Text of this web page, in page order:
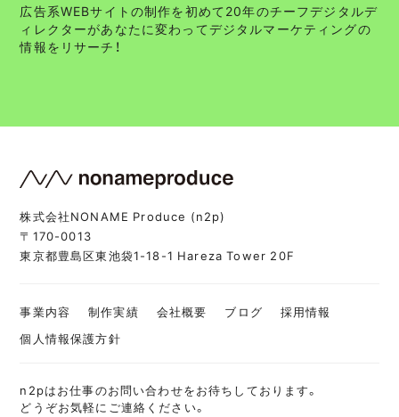
広告系WEBサイトの制作を初めて20年のチーフデジタルデ
ィレクターがあなたに変わってデジタルマーケティングの
情報をリサーチ！
株式会社NONAME Produce (n2p)
〒170-0013
東京都豊島区東池袋1-18-1 Hareza Tower 20F
事業内容 制作実績 会社概要 ブログ
採用情報
個人情報保護方針
n2pはお仕事のお問い合わせをお待ちしております。
どうぞお気軽にご連絡ください。